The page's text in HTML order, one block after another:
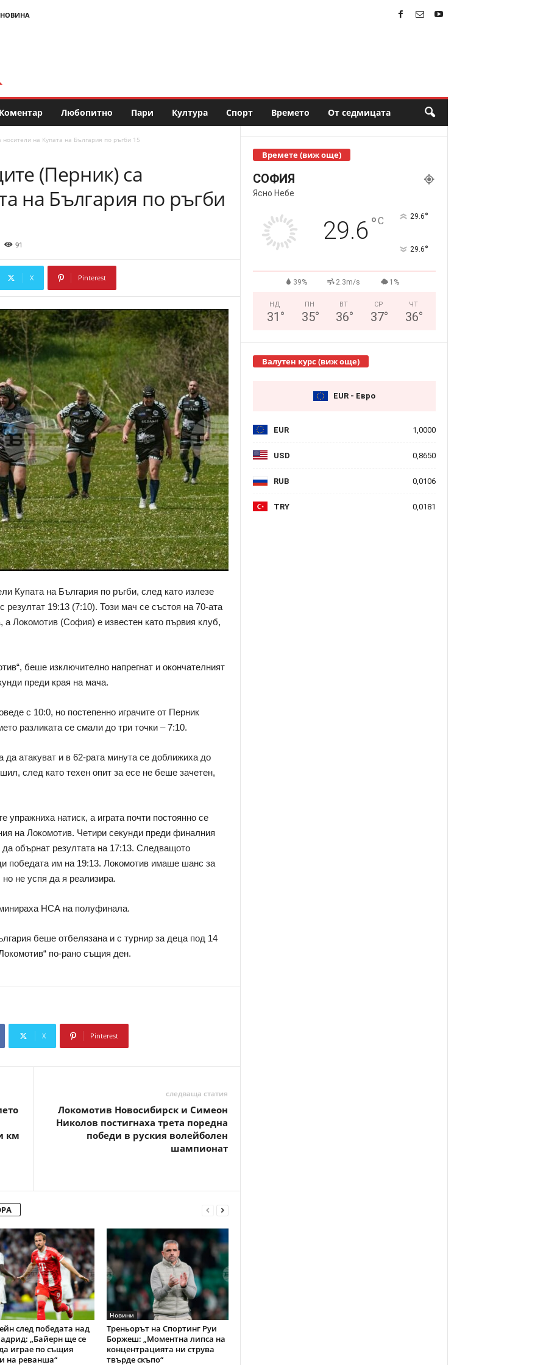
Коментар Любопитно Пари Култура Спорт Времето От седмицата
на Купата на България по ръгби 15
(Перник) са
на България по ръгби
91
X Pinterest
Купата на България по ръгби, след като излезе
19:13 (7:10). Този мач се състоя на 70-ата
а Локомотив (София) е известен като първия клуб,
беше изключително напрегнат и окончателният
преди края на мача.
с 10:0, но постепенно играчите от Перник
разликата се смали до три точки – 7:10.
атакуват и в 62-рата минута се доближиха до
след като техен опит за есе не беше зачетен,
натиск, а играта почти постоянно се
на Локомотив. Четири секунди преди финалния
обърнат резултата на 17:13. Следващото
победата им на 19:13. Локомотив имаше шанс за
не успя да я реализира.
НСА на полуфинала.
беше отбелязана и с турнир за деца под 14
по-рано същия ден.
X Pinterest
км
следваща статия
Локомотив Новосибирск и Симеон
Николов постигнаха трета поредна
победи в руския волейболен
шампионат
след победата над
„Байерн ще се
играе по същия
на реванша“
Новини
Треньорът на Спортинг Руи
Боржеш: „Моментна липса на
концентрацията ни струва
твърде скъпо“
Времете (виж още)
СОФИЯ
Ясно Небе
29.6°C 29.6°
29.6°
39% 2.3m/s 1%
НД
31 °
ПН
35°
ВТ
36°
СР
37°
ЧТ
36°
Валутен курс (виж още)
EUR - Евро
EUR 1,0000
USD 0,8650
RUB 0,0106
TRY 0,0181